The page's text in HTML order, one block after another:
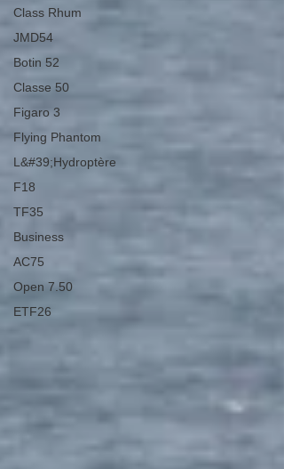
Class Rhum
JMD54
Botin 52
Classe 50
Figaro 3
Flying Phantom
L&#39;Hydroptère
F18
TF35
Business
AC75
Open 7.50
ETF26